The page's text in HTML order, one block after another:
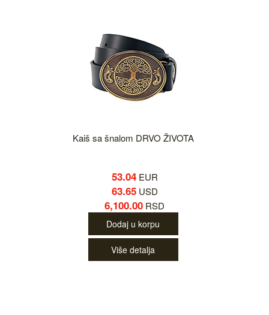
Kaiš sa šnalom DRVO ŽIVOTA
53.04EUR
63.65USD
6,100.00 RSD
Dodaj u korpu
Više detalja